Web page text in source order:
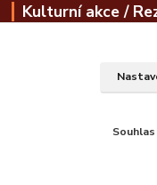
Kulturní akce /